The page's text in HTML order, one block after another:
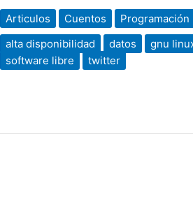
Articulos
Cuentos
Programación
alta disponibilidad
datos gnu
software libre
twitter